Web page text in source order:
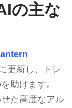
の主な
更新し、トレ
助けます。
た高度なアル